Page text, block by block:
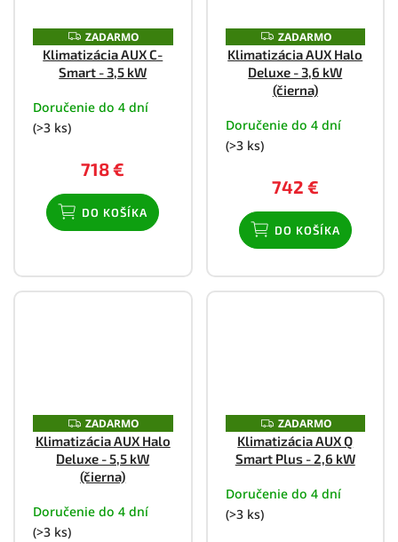
Z
A
D
A
O
ZADARMO
Klimatizácia AUX C-
Smart - 3,5 kW
Doručenie do 4 dní
(>3 ks)
718 €
DO KOŠÍKA
Z
A
D
A
R
M
ZADARMO
Klimatizácia AUX Halo
Deluxe - 3,6 kW
(čierna)
Doručenie do 4 dní
(>3 ks)
742 €
DO KOŠÍKA
Z
A
D
A
R
M
ZADARMO
Klimatizácia AUX Halo
Deluxe - 5,5 kW
(čierna)
Doručenie do 4 dní
(>3 ks)
Z
A
D
A
O
ZADARMO
Klimatizácia AUX Q
Smart Plus - 2,6 kW
Doručenie do 4 dní
(>3 ks)